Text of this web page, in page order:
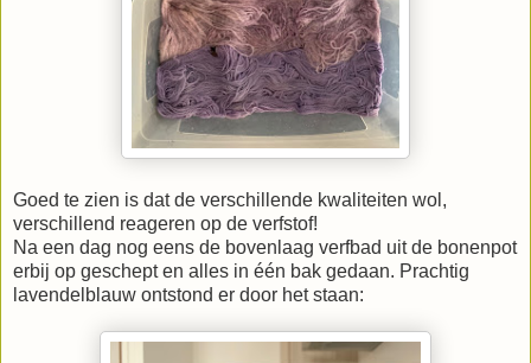
Goed te zien is dat de verschillende kwaliteiten wol,
verschillend reageren op de verfstof!
Na een dag nog eens de bovenlaag verfbad uit de bonenpot
erbij op geschept en alles in één bak gedaan. Prachtig
lavendelblauw ontstond er door het staan: